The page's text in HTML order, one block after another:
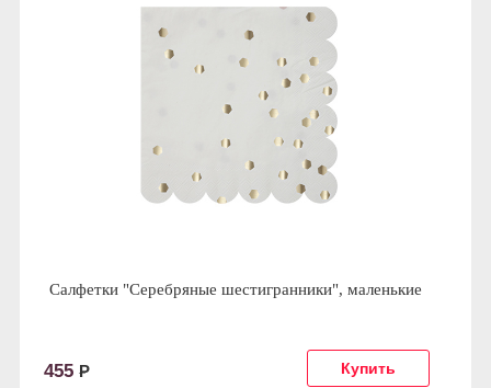
Салфетки "Серебряные шестигранники", маленькие
455 Р